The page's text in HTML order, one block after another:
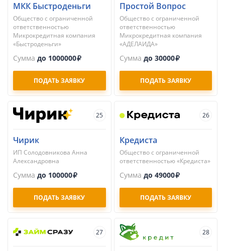
МКК Быстроденьги
Общество с ограниченной
ответственностью
Микрокредитная компания
«Быстроденьги»
Сумма до 1000000
ПОДАТЬ ЗАЯВКУ
Простой Вопрос
Общество с ограниченной
ответственностью
Микрокредитная компания
«АДЕЛАИДА»
Сумма до 30000
ПОДАТЬ ЗАЯВКУ
25
Чирик
ИП Солодовникова Анна
Александровна
Сумма до 100000
ПОДАТЬ ЗАЯВКУ
26
Кредиста
Общество с ограниченной
ответственностью «Кредиста»
Сумма до 49000
ПОДАТЬ ЗАЯВКУ
27 28